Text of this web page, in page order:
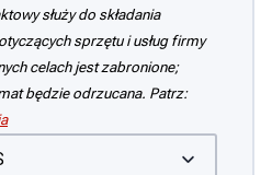
służy do składania
sprzętu i usług firmy
celach jest zabronione;
będzie odrzucana. Patrz: